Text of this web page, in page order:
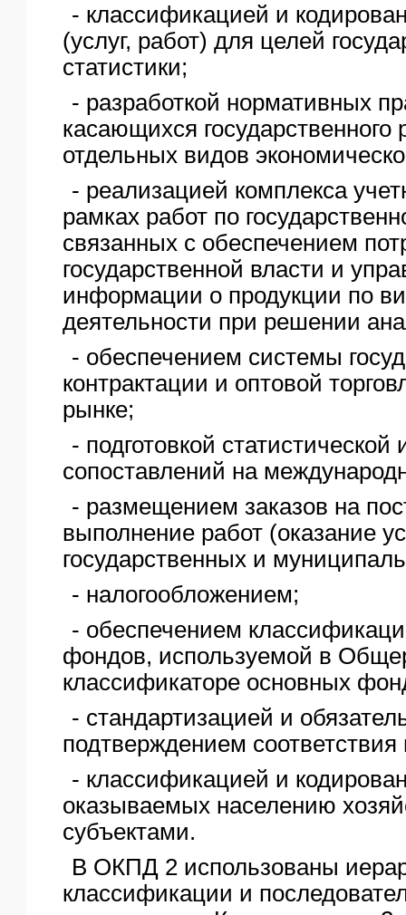
- классификацией и
(услуг, работ) для целей
статистики;
- разработкой нормативных
касающихся государственного
отдельных видов
- реализацией комплекса
рамках работ по
связанных с обеспечением
государственной власти и
информации о продукции по
деятельности при решении
- обеспечением системы
контрактации и оптовой
рынке;
- подготовкой
сопоставлений на
- размещением заказов на
выполнение работ (оказание
государственных и
- налогообложением;
- обеспечением
фондов, используемой в
классификаторе основных
- стандартизацией и
подтверждением соответствия
- классификацией и
оказываемых населению
субъектами.
В ОКПД 2 использованы
классификации и